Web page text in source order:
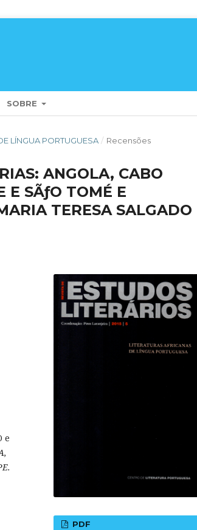
SOBRE
LÍNGUA PORTUGUESA / Recensões
ANGOLA, CABO
E SÃƒO TOMÉ E
TERESA SALGADO
e
PDF